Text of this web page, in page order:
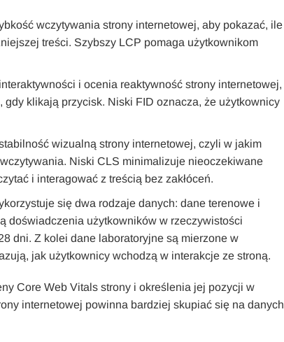
wczytywania strony internetowej, aby pokazać, ile
treści. Szybszy LCP pomaga użytkownikom
i ocenia reaktywność strony internetowej,
gdy klikają przycisk. Niski FID oznacza, że użytkownicy
wizualną strony internetowej, czyli w jakim
Niski CLS minimalizuje nieoczekiwane
i interagować z treścią bez zakłóceń.
się dwa rodzaje danych: dane terenowe i
doświadczenia użytkowników w rzeczywistości
dni. Z kolei dane laboratoryjne są mierzone w
jak użytkownicy wchodzą w interakcje ze stroną.
Core Web Vitals strony i określenia jej pozycji w
internetowej powinna bardziej skupiać się na danych